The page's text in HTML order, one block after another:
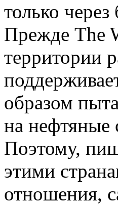
только
Прежде The
территории
образом
на нефтяные
Поэтому,
этими
отношения,